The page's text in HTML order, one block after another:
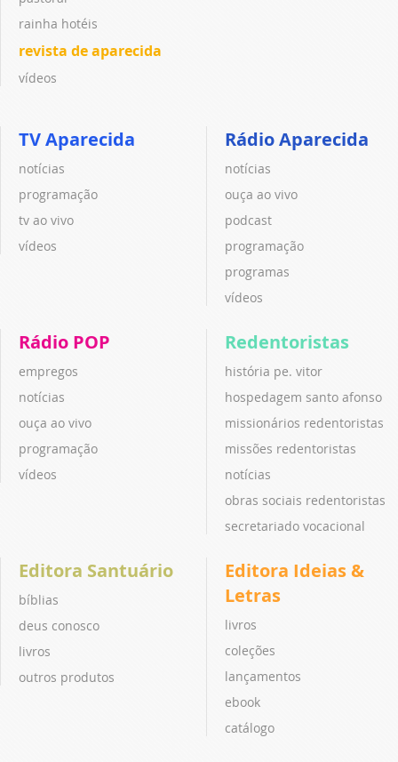
rainha hotéis
revista de aparecida
vídeos
TV Aparecida
notícias
programação
tv ao vivo
vídeos
Rádio Aparecida
notícias
ouça ao vivo
podcast
programação
programas
vídeos
Rádio POP
empregos
notícias
ouça ao vivo
programação
vídeos
Redentoristas
história pe. vitor
hospedagem santo afonso
missionários redentoristas
missões redentoristas
notícias
obras sociais redentoristas
secretariado vocacional
Editora Santuário
bíblias
deus conosco
livros
outros produtos
Editora Ideias &
Letras
livros
coleções
lançamentos
ebook
catálogo